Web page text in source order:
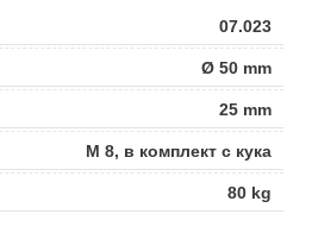
07.023
Ø 50 mm
25 mm
M 8, в комплект с кука
80 kg